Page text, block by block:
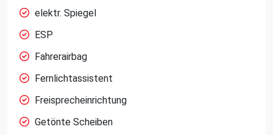
elektr. Spiegel
ESP
Fahrerairbag
Fernlichtassistent
Freisprecheinrichtung
Getönte Scheiben